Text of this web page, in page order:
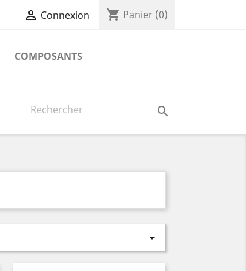
 Connexion shopping_cart Panier (0)
COMPOSANTS

